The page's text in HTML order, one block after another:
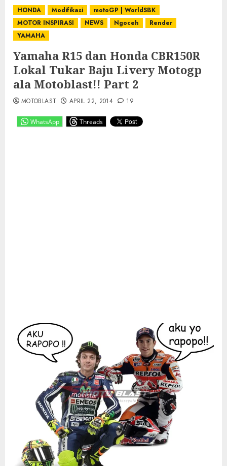
HONDA Modifikasi
motoGP | WorldSBK
MOTOR INSPIRASI
NEWS Ngoceh
Render
YAMAHA
Yamaha R15 dan Honda CBR150R
Lokal Tukar Baju Livery Motogp
ala Motoblast!! Part 2
WhatsApp Threads
MOTOBLAST APRIL 22, 2014 19